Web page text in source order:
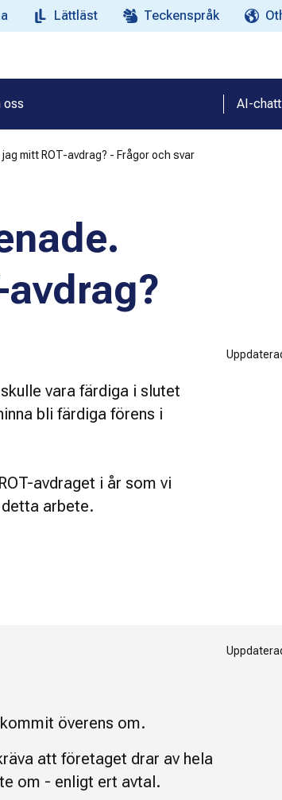
Lättläst Teckenspråk
oss AI-chatt
mitt ROT-avdrag? - Frågor och svar
vara färdiga i slutet
bli färdiga förens i
avdraget i år som vi
arbete.
överens om.
att företaget drar av hela
om - enligt ert avtal.